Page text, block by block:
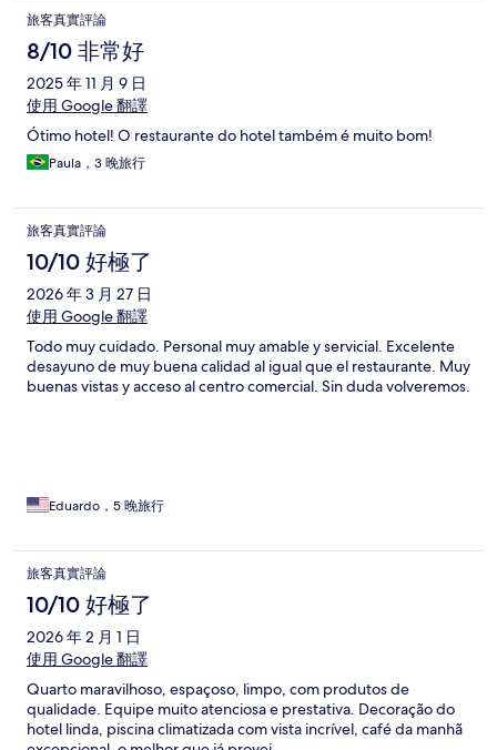
旅客真實評論
8/10 非常好
2025 年 11 月 9 日
使用 Google 翻譯
Ótimo hotel! O restaurante do hotel também é muito bom!
Paula，3 晚旅行
旅客真實評論
10/10 好極了
2026 年 3 月 27 日
使用 Google 翻譯
Todo muy cuidado. Personal muy amable y servicial. Excelente
desayuno de muy buena calidad al igual que el restaurante. Muy
buenas vistas y acceso al centro comercial. Sin duda volveremos.
Eduardo，5 晚旅行
旅客真實評論
10/10 好極了
2026 年 2 月 1 日
使用 Google 翻譯
Quarto maravilhoso, espaçoso, limpo, com produtos de
qualidade. Equipe muito atenciosa e prestativa. Decoração do
hotel linda, piscina climatizada com vista incrível, café da manhã